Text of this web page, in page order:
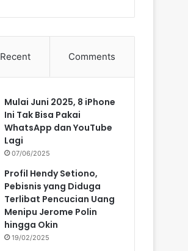
Recent Comments
Mulai Juni 2025, 8 iPhone
Ini Tak Bisa Pakai
WhatsApp dan YouTube
Lagi
07/06/2025
Profil Hendy Setiono,
Pebisnis yang Diduga
Terlibat Pencucian Uang
Menipu Jerome Polin
hingga Okin
19/02/2025